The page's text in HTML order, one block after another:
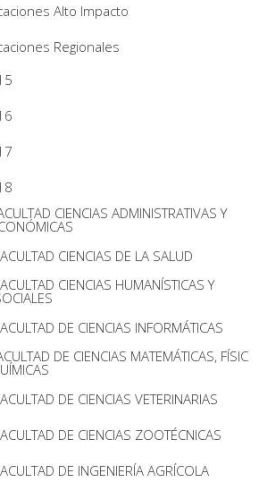
Alto Impacto
Regionales
CIENCIAS ADMINISTRATIVAS Y
CIENCIAS DE LA SALUD
CIENCIAS HUMANÍSTICAS Y
DE CIENCIAS INFORMÁTICAS
DE CIENCIAS MATEMÁTICAS,
DE CIENCIAS VETERINARIAS
DE CIENCIAS ZOOTÉCNICAS
DE INGENIERÍA AGRÍCOLA